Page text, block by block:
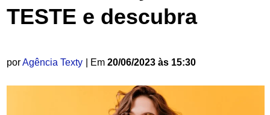
TESTE e descubra
porAgência Texty | Em 20/06/2023 às 15:30